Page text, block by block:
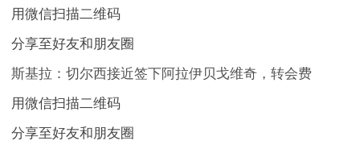
用微信扫描二维码
分享至好友和朋友圈
斯基拉：切尔西接近签下阿拉伊贝戈维奇，转会费
用微信扫描二维码
分享至好友和朋友圈